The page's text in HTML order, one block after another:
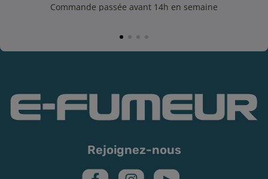
Commande passée avant 14h en semaine
Rejoignez-nous